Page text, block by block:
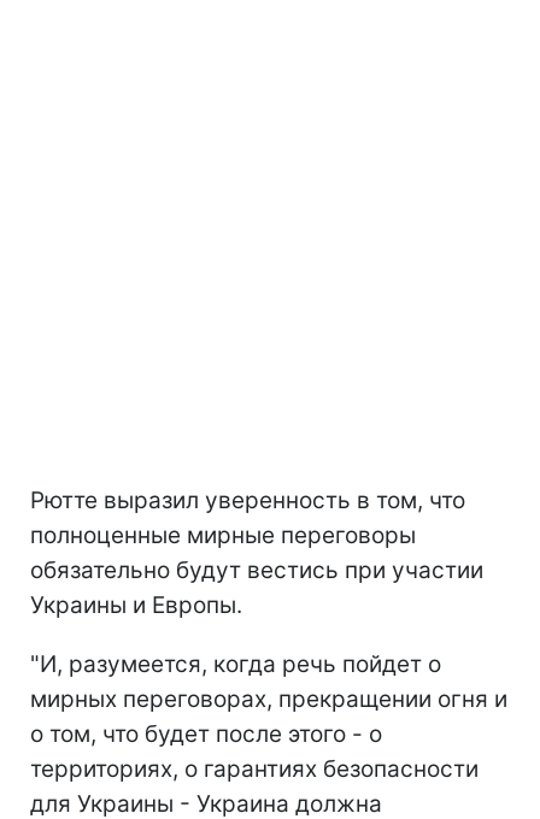
Рютте выразил уверенность в том, что
полноценные мирные переговоры
обязательно будут вестись при участии
Украины и Европы.
"И, разумеется, когда речь пойдет о
мирных переговорах, прекращении огня и
о том, что будет после этого - о
территориях, о гарантиях безопасности
для Украины - Украина должна